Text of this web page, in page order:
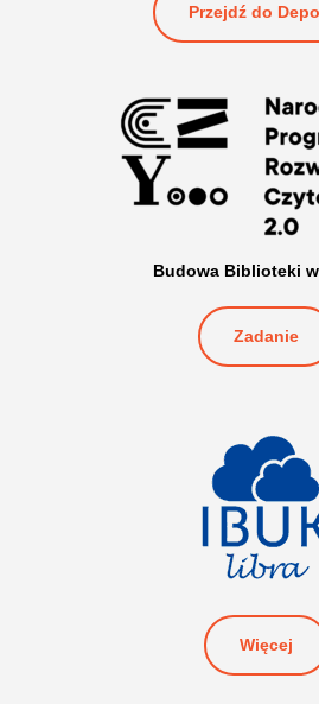
Przejdź do
Budowa Biblioteki
Zadanie
Więcej